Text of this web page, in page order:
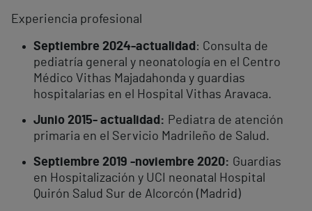
Experiencia profesional
Septiembre 2024-actualidad : Consulta de
pediatría general y neonatología en el Centro
Médico Vithas Majadahonda y guardias
hospitalarias en el Hospital Vithas Aravaca.
Junio 2015- actualidad: Pediatra de atención
primaria en el Servicio Madrileño de Salud.
Septiembre 2019 -noviembre 2020: Guardias
en Hospitalización y UCI neonatal Hospital
Quirón Salud Sur de Alcorcón (Madrid)